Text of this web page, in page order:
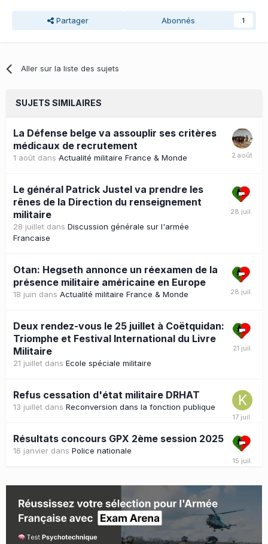
Partager Abonnés 1
Aller sur la liste des sujets
SUJETS SIMILAIRES
La Défense belge va assouplir ses critères
médicaux de recrutement
1 août dans Actualité militaire France & Monde
Le général Patrick Justel va prendre les
rênes de la Direction du renseignement
militaire
28 juillet dans Discussion générale sur l'armée
Francaise
Otan: Hegseth annonce un réexamen de la
présence militaire américaine en Europe
18 juin dans Actualité militaire France & Monde
Deux rendez-vous le 25 juillet à Coëtquidan:
Triomphe et Festival International du Livre
Militaire
21 juillet dans Ecole spéciale militaire
Refus cessation d'état militaire DRHAT
13 juillet dans Reconversion dans la fonction publique
Résultats concours GPX 2ème session 2025
16 janvier dans Police nationale